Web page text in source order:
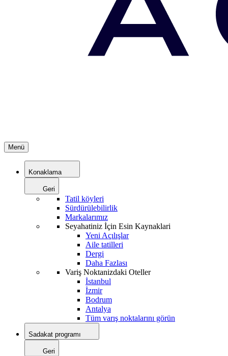
Menü
Konaklama
Geri
Tatil köyleri
Sürdürülebilirlik
Markalarımız
Seyahatiniz İçin Esin Kaynaklari
Yeni Açılışlar
Aile tatilleri
Dergi
Daha Fazlası
Variş Noktanizdaki Oteller
İstanbul
İzmir
Bodrum
Antalya
Tüm varış noktalarını görün
Sadakat programı
Geri